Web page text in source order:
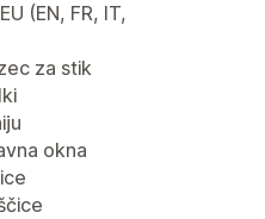
(EN, FR, IT,
za stik
okna